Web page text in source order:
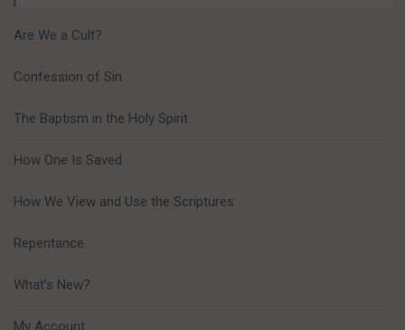
Are We a Cult?
Confession of Sin
The Baptism in the Holy Spirit
How One Is Saved
How We View and Use the Scriptures
Repentance
What’s New?
My Account